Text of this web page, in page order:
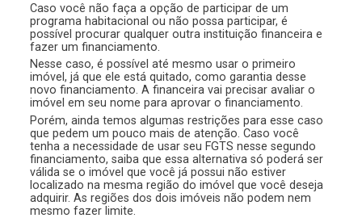
Caso você não faça a opção de participar de um
programa habitacional ou não possa participar, é
possível procurar qualquer outra instituição financeira e
fazer um financiamento.
Nesse caso, é possível até mesmo usar o primeiro
imóvel, já que ele está quitado, como garantia desse
novo financiamento. A financeira vai precisar avaliar o
imóvel em seu nome para aprovar o financiamento.
Porém, ainda temos algumas restrições para esse caso
que pedem um pouco mais de atenção. Caso você
tenha a necessidade de usar seu FGTS nesse segundo
financiamento, saiba que essa alternativa só poderá ser
válida se o imóvel que você já possui não estiver
localizado na mesma região do imóvel que você deseja
adquirir. As regiões dos dois imóveis não podem nem
mesmo fazer limite.